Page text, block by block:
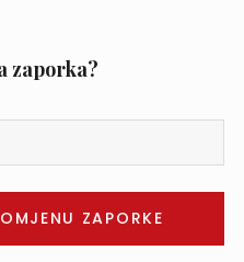
zaporka?